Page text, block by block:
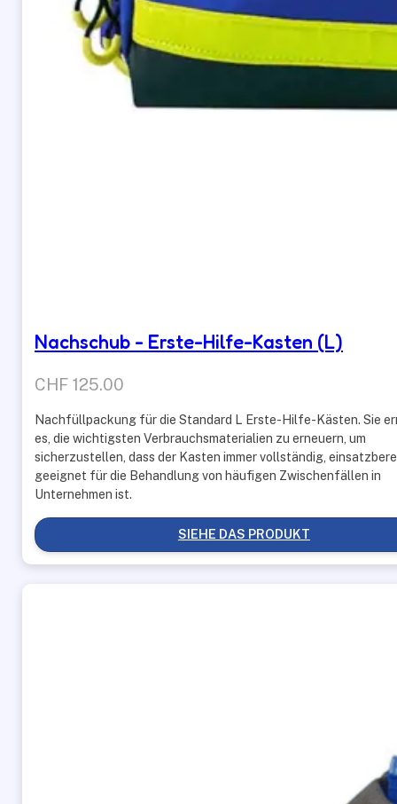
Nachschub - Erste-Hilfe-Kasten (L)
CHF125.00
Nachfüllpackung für die Standard L Erste-Hilfe-Kästen. Sie
es, die wichtigsten Verbrauchsmaterialien zu erneuern, um
sicherzustellen, dass der Kasten immer vollständig,
geeignet für die Behandlung von häufigen Zwischenfällen in
Unternehmen ist.
SIEHE DAS PRODUKT